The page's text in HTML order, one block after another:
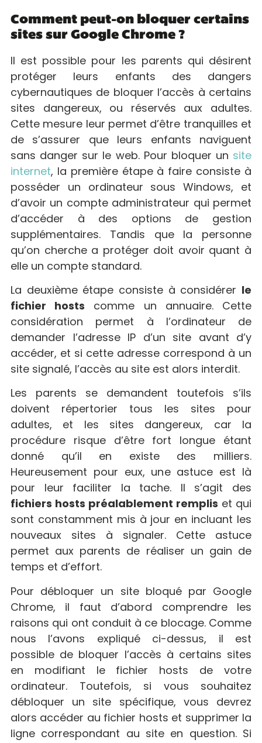
Comment peut-on bloquer certains
sites sur Google Chrome ?
Il est possible pour les parents qui désirent
protéger leurs enfants des dangers
cybernautiques de bloquer l’accès à certains
sites dangereux, ou réservés aux adultes.
Cette mesure leur permet d’être tranquilles et
de s’assurer que leurs enfants naviguent
sans danger sur le web. Pour bloquer un site
internet, la première étape à faire consiste à
posséder un ordinateur sous Windows, et
d’avoir un compte administrateur qui permet
d’accéder à des options de gestion
supplémentaires. Tandis que la personne
qu’on cherche a protéger doit avoir quant à
elle un compte standard.
La deuxième étape consiste à considérer le
fichier hosts comme un annuaire. Cette
considération permet à l’ordinateur de
demander l’adresse IP d’un site avant d’y
accéder, et si cette adresse correspond à un
site signalé, l’accès au site est alors interdit.
Les parents se demandent toutefois s’ils
doivent répertorier tous les sites pour
adultes, et les sites dangereux, car la
procédure risque d’être fort longue étant
donné qu’il en existe des milliers.
Heureusement pour eux, une astuce est là
pour leur faciliter la tache. Il s’agit des
fichiers hosts préalablement remplis et qui
sont constamment mis à jour en incluant les
nouveaux sites à signaler. Cette astuce
permet aux parents de réaliser un gain de
temps et d’effort.
Pour débloquer un site bloqué par Google
Chrome, il faut d’abord comprendre les
raisons qui ont conduit à ce blocage. Comme
nous l’avons expliqué ci-dessus, il est
possible de bloquer l’accès à certains sites
en modifiant le fichier hosts de votre
ordinateur. Toutefois, si vous souhaitez
débloquer un site spécifique, vous devrez
alors accéder au fichier hosts et supprimer la
ligne correspondant au site en question. Si